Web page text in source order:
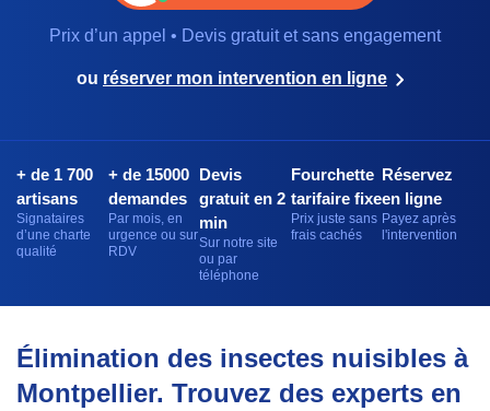
Prix d’un appel • Devis gratuit et sans engagement
ou réserver mon intervention en ligne
+ de 1 700
artisans
Signataires
d’une charte
qualité
+ de 15000
demandes
Par mois, en
urgence ou sur
RDV
Devis
gratuit en 2
min
Sur notre site
ou par
téléphone
Fourchette
tarifaire fixe
Prix juste sans
frais cachés
Réservez
en ligne
Payez après
l'intervention
Élimination des insectes nuisibles à
Montpellier. Trouvez des experts en